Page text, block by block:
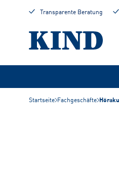
Transparente Beratung
Startseite Fachgeschäfte